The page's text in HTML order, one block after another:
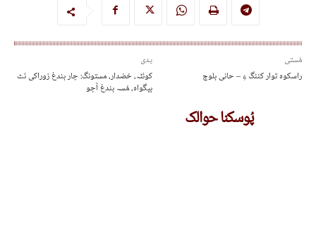
پدی
کوئٹہ، خضدار، مستونگ: چار بندغ زوراکی ئٹ
بیگواہ، مُسہ بندغ آجو
مُستی
راسکوہ توار کننگ ءِ – حانی بلوچ
پُوسکنا حوالک